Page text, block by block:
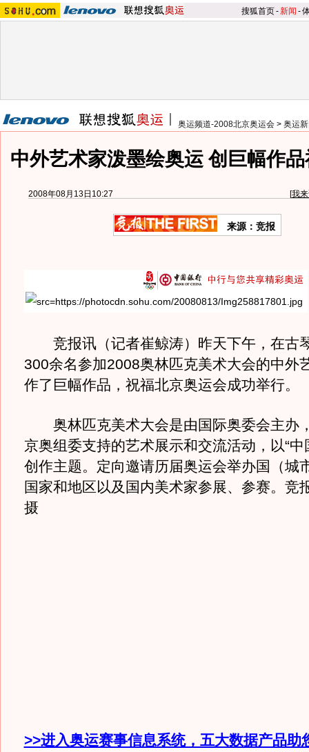
搜狐首页-新闻 -
奥运频道-2008北京奥运会 > 奥运
中外艺术家泼墨绘奥运 创巨幅作
2008年08月13日10:27 [我
来源：竞报
竞报讯（记者崔鲸涛）昨天下午，在古
300余名参加2008奥林匹克美术大会的中外
作了巨幅作品，祝福北京奥运会成功举行。
奥林匹克美术大会是由国际奥委会主办
京奥组委支持的艺术展示和交流活动，以“中
创作主题。定向邀请历届奥运会举办国（城
国家和地区以及国内美术家参展、参赛。竞
摄
>>进入奥运赛事信息系统，五大数据产品助